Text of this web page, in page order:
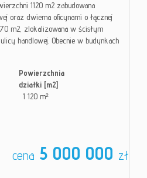
1120 m2 zabudowana
oraz dwiema oficynami o łącznej
m2, zlokalizowana w ścisłym
handlowej. Obecnie w budynkach
Powierzchnia
działki [m2]
1 120 m²
cena 5 000 000 zł